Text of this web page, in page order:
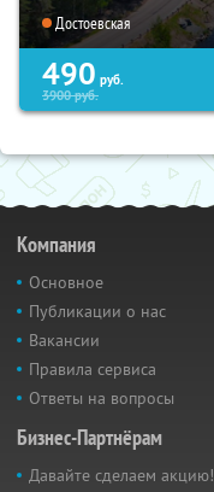
Достоевская
490 руб.
3900руб.
Компания
Основное
Публикации о нас
Вакансии
Правила сервиса
Ответы на вопросы
Бизнес-Партнёрам
Давайте сделаем акцию!